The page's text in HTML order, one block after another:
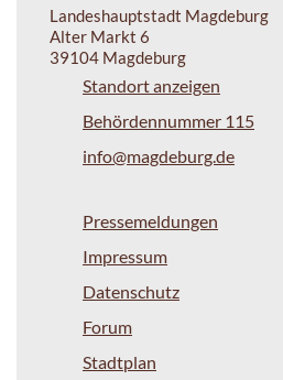
Landeshauptstadt Magdeburg
Alter Markt 6
39104 Magdeburg
Standort anzeigen
Behördennummer 115
info@magdeburg.de
Pressemeldungen
Impressum
Datenschutz
Forum
Stadtplan